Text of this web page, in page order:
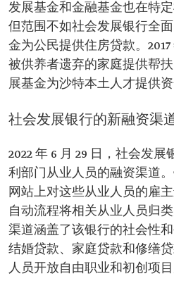
发展基金和金融基金也在特
但范围不如社会发展银行全
金为公民提供住房贷款。
被供养者遗弃的家庭提供帮
展基金为沙特本土人才提供资
社会发展银行的新融资渠
2022 年 6 月 29 日，社会发
利部门从业人员的融资渠道
网站上对这些从业人员的雇
自动流程将相关从业人员归
渠道涵盖了该银行的社会性
结婚贷款、家庭贷款和修缮
人员开放自由职业和初创项目